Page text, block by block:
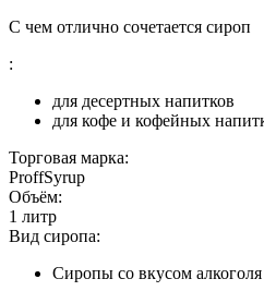
С чем отлично сочетается сироп
:
для десертных напитков
для кофе и кофейных
Торговая марка:
ProffSyrup
Объём:
1 литр
Вид сиропа:
Сиропы со вкусом